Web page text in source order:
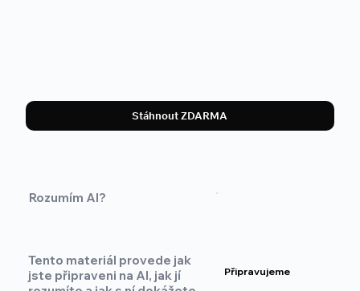
Stáhnout ZDARMA
Připravujeme
Rozumím AI?
Tento materiál provede jak
jste připraveni na AI, jak jí